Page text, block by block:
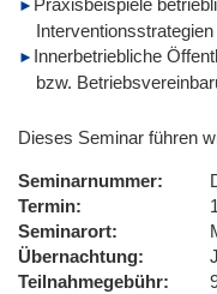
Interventionsstrategien
Innerbetriebliche
bzw.
Dieses Seminar führen
Seminarnummer
Termin
Seminarort
Übernachtung
Teilnahmegebühr